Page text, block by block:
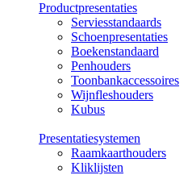
Productpresentaties
Serviesstandaards
Schoenpresentaties
Boekenstandaard
Penhouders
Toonbankaccessoires
Wijnfleshouders
Kubus
Presentatiesystemen
Raamkaarthouders
Kliklijsten